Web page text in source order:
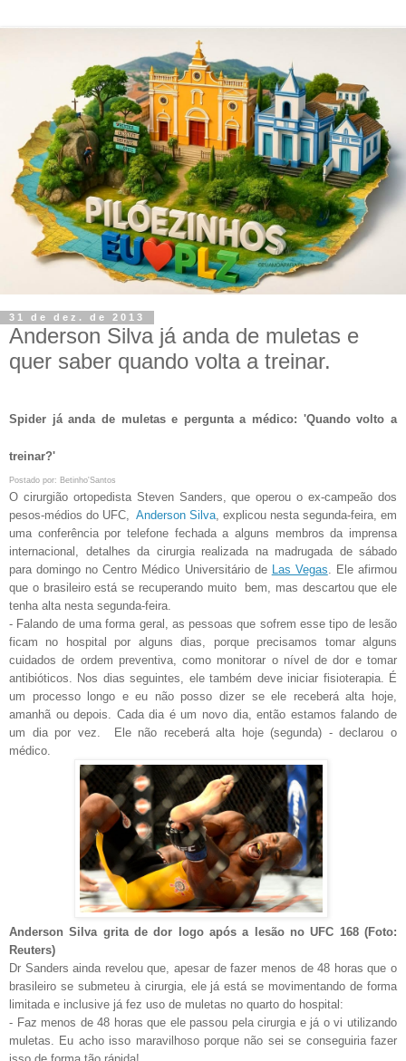
31 de dez. de 2013
Anderson Silva já anda de muletas e
quer saber quando volta a treinar.
Spider já anda de muletas e pergunta a médico: 'Quando volto a
treinar?'
Postado por: Betinho'Santos
O cirurgião ortopedista Steven Sanders, que operou o ex-campeão dos
pesos-médios do UFC, Anderson Silva, explicou nesta segunda-feira, em
uma conferência por telefone fechada a alguns membros da imprensa
internacional, detalhes da cirurgia realizada na madrugada de sábado
para domingo no Centro Médico Universitário de Las Vegas. Ele afirmou
que o brasileiro está se recuperando muito bem, mas descartou que ele
tenha alta nesta segunda-feira.
- Falando de uma forma geral, as pessoas que sofrem esse tipo de lesão
ficam no hospital por alguns dias, porque precisamos tomar alguns
cuidados de ordem preventiva, como monitorar o nível de dor e tomar
antibióticos. Nos dias seguintes, ele também deve iniciar fisioterapia. É
um processo longo e eu não posso dizer se ele receberá alta hoje,
amanhã ou depois. Cada dia é um novo dia, então estamos falando de
um dia por vez. Ele não receberá alta hoje (segunda) - declarou o
médico.
Anderson Silva grita de dor logo após a lesão no UFC 168 (Foto:
Reuters)
Dr Sanders ainda revelou que, apesar de fazer menos de 48 horas que o
brasileiro se submeteu à cirurgia, ele já está se movimentando de forma
limitada e inclusive já fez uso de muletas no quarto do hospital:
- Faz menos de 48 horas que ele passou pela cirurgia e já o vi utilizando
muletas. Eu acho isso maravilhoso porque não sei se conseguiria fazer